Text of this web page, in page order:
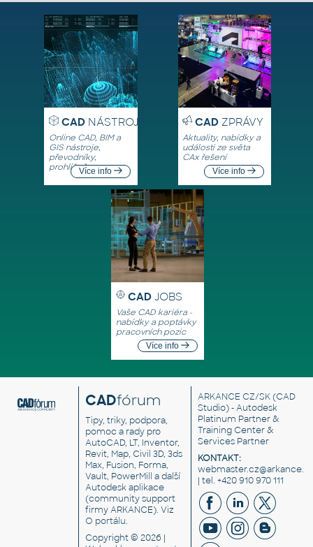
CADNÁSTROJE
Online CAD, BIM a
GIS nástroje,
převodníky,
prohlížečeVíce info
CADZPRÁVY
Aktuality, nabídky a
události ze světa
CAx řešení
Více info
CAD JOBS
Vaše CAD kariéra -
nabídky a poptávky
pracovních pozic
Více info
CADfórum
Tipy, triky, podpora,
pomoc a rady pro
AutoCAD, LT, Inventor,
Revit, Map, Civil 3D, 3ds
Max, Fusion, Forma,
Vault, PowerMill a další
Autodesk aplikace
(community support
firmy ARKANCE). Viz
O portálu.
Copyright © 2026 |
ARKANCE CZ/SK(CAD
Studio) - Autodesk
Platinum Partner &
Training Center &
Services Partner
KONTAKT:
| tel. +420 910 970 111